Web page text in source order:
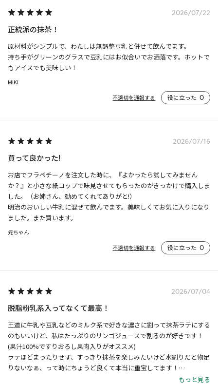
2026/07/22
正統派の抹茶！
原材料がシンプルで、わたしは無調整豆乳と併せて飲んでます。
持ち手がグリーンのグラスで豆乳にはお似合いでお洒落です。ホットで
もアイスでも美味しい！
MIKI
不適切を通報する 役に立った 0
2026/07/16
買って良かった!
お店でフラペチーノを注文した時に、『よかったら試してみません
か？』と小さな紙コップで味見させてもらったのがきっかけで購入しま
した。（お姉さん、勧めてくれてありがと!）
明治のおいしい牛乳に混ぜて飲んでます。美味しくてお気に入りになり
ました。また買います。
元ちゃん
不適切を通報する 役に立った 0
2026/07/04
脱脂粉乳系入ってなくて最高！
王道に牛乳や豆乳などのミルク系で好きな濃さに割って抹茶ラテにする
のもいいけど、私はたっぷりのリンゴジュースで割るのが好きです！
(果汁100%ですりおろし果肉入りがオススメ)
ラテほどまったりせず、すっきり抹茶を楽しみたいけど水割りだと物足
りないなぁ、って時にちょうど良くて本当に重宝してます！
もっと見る